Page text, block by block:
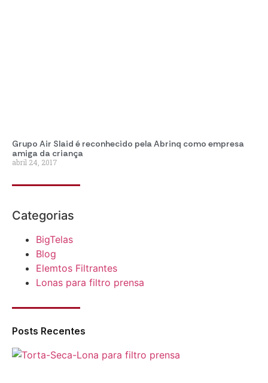
Grupo Air Slaid é reconhecido pela Abrinq como empresa
amiga da criança
abril 24, 2017
Categorias
BigTelas
Blog
Elemtos Filtrantes
Lonas para filtro prensa
Posts Recentes